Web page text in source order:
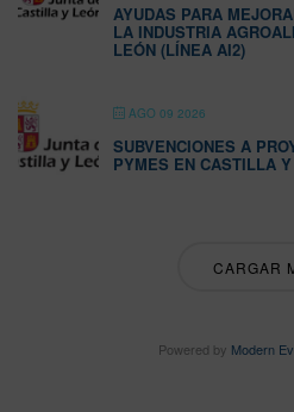
AYUDAS PARA
LA INDUSTRIA
LEÓN (LÍNEA AI2)
AGO 09 2026
SUBVENCIONES A
PYMES EN CASTILLA
CARGAR
Powered by Modern